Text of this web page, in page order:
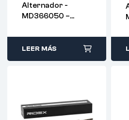
Alternador -
MD366050 –
LEER MÁS